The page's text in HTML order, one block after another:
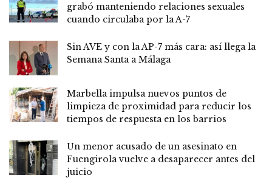
grabó manteniendo relaciones sexuales
cuando circulaba por la A-7
Sin AVE y con la AP-7 más cara: así llega la
Semana Santa a Málaga
Marbella impulsa nuevos puntos de
limpieza de proximidad para reducir los
tiempos de respuesta en los barrios
Un menor acusado de un asesinato en
Fuengirola vuelve a desaparecer antes del
juicio